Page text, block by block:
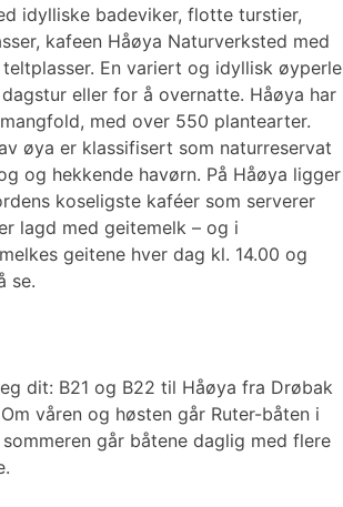
idylliske badeviker, flotte turstier,
kafeen Håøya Naturverksted med
En variert og idyllisk øyperle
eller for å overnatte. Håøya har
med over 550 plantearter.
øya er klassifisert som naturreservat
og hekkende havørn. På Håøya ligger
koseligste kaféer som serverer
lagd med geitemelk – og i
geitene hver dag kl. 14.00 og
se.
dit: B21 og B22 til Håøya fra Drøbak
våren og høsten går Ruter-båten i
går båtene daglig med flere